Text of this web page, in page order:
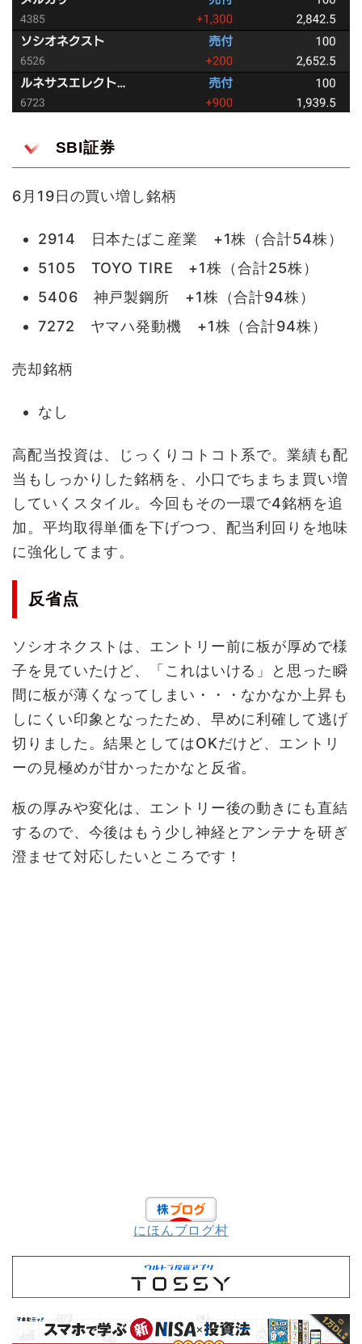
SBI証券
6月19日の買い増し銘柄
2914 日本たばこ産業 +1株（合計54株）
5105 TOYO TIRE +1株（合計25株）
5406 神戸製鋼所 +1株（合計94株）
7272 ヤマハ発動機 +1株（合計94株）
売却銘柄
なし
高配当投資は、じっくりコトコト系で。業績も配
当もしっかりした銘柄を、小口でちまちま買い増
していくスタイル。今回もその一環で4銘柄を追
加。平均取得単価を下げつつ、配当利回りを地味
に強化してます。
反省点
ソシオネクストは、エントリー前に板が厚めで様
子を見ていたけど、「これはいける」と思った瞬
間に板が薄くなってしまい・・・なかなか上昇も
しにくい印象となったため、早めに利確して逃げ
切りました。結果としてはOKだけど、エントリ
ーの見極めが甘かったかなと反省。
板の厚みや変化は、エントリー後の動きにも直結
するので、今後はもう少し神経とアンテナを研ぎ
澄ませて対応したいところです！
にほんブログ村